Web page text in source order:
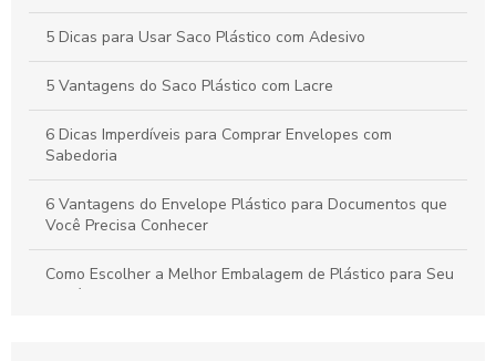
5 Dicas para Usar Saco Plástico com Adesivo
5 Vantagens do Saco Plástico com Lacre
6 Dicas Imperdíveis para Comprar Envelopes com
Sabedoria
6 Vantagens do Envelope Plástico para Documentos que
Você Precisa Conhecer
Como Escolher a Melhor Embalagem de Plástico para Seu
Negócio